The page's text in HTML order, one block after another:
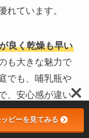
れています。
良く乾燥も早い
も大きな魅力で
でも、哺乳瓶や
、安心感が違い
ピーを見てみる